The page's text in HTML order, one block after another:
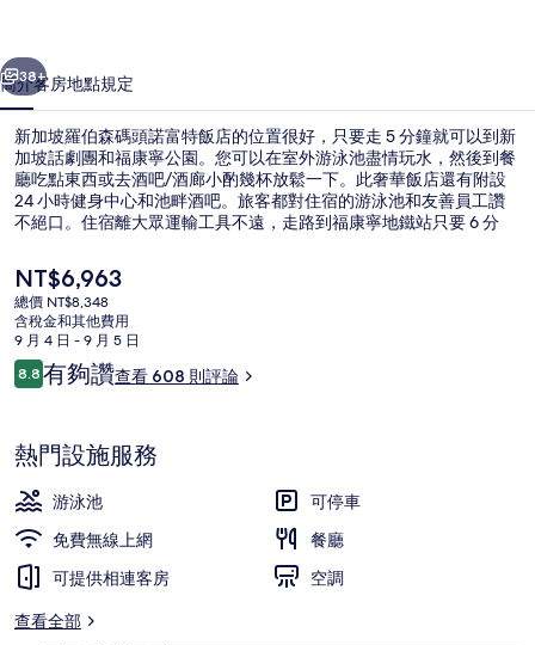
頭
諾
富
特
飯
店
的
相
片
個 下一個
38+
簡介客房地點規定
新加坡羅伯森碼頭諾富特飯店的位置很好，只要走 5 分鐘就可以到新
加坡話劇團和福康寧公園。您可以在室外游泳池盡情玩水，然後到餐
廳吃點東西或去酒吧/酒廊小酌幾杯放鬆一下。此奢華飯店還有附設
24 小時健身中心和池畔酒吧。旅客都對住宿的游泳池和友善員工讚
不絕口。住宿離大眾運輸工具不遠，走路到福康寧地鐵站只要 6 分
目
前
的
價
格
是
NT$6,963
總價 NT$8,348
含稅金和其他費用
9 月 4 日 - 9 月 5 日
評
論
8.88.8 分，滿分 10 分，
有夠讚查看 608 則評論
熱門設施服務
游泳池
可停車
免費無線上網
餐廳
可提供相連客房
空調
查看全部